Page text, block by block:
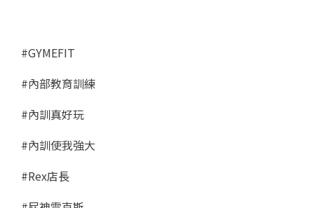
#GYMEFIT
#內部教育訓練
#內訓真好玩
#內訓使我強大
#Rex店長